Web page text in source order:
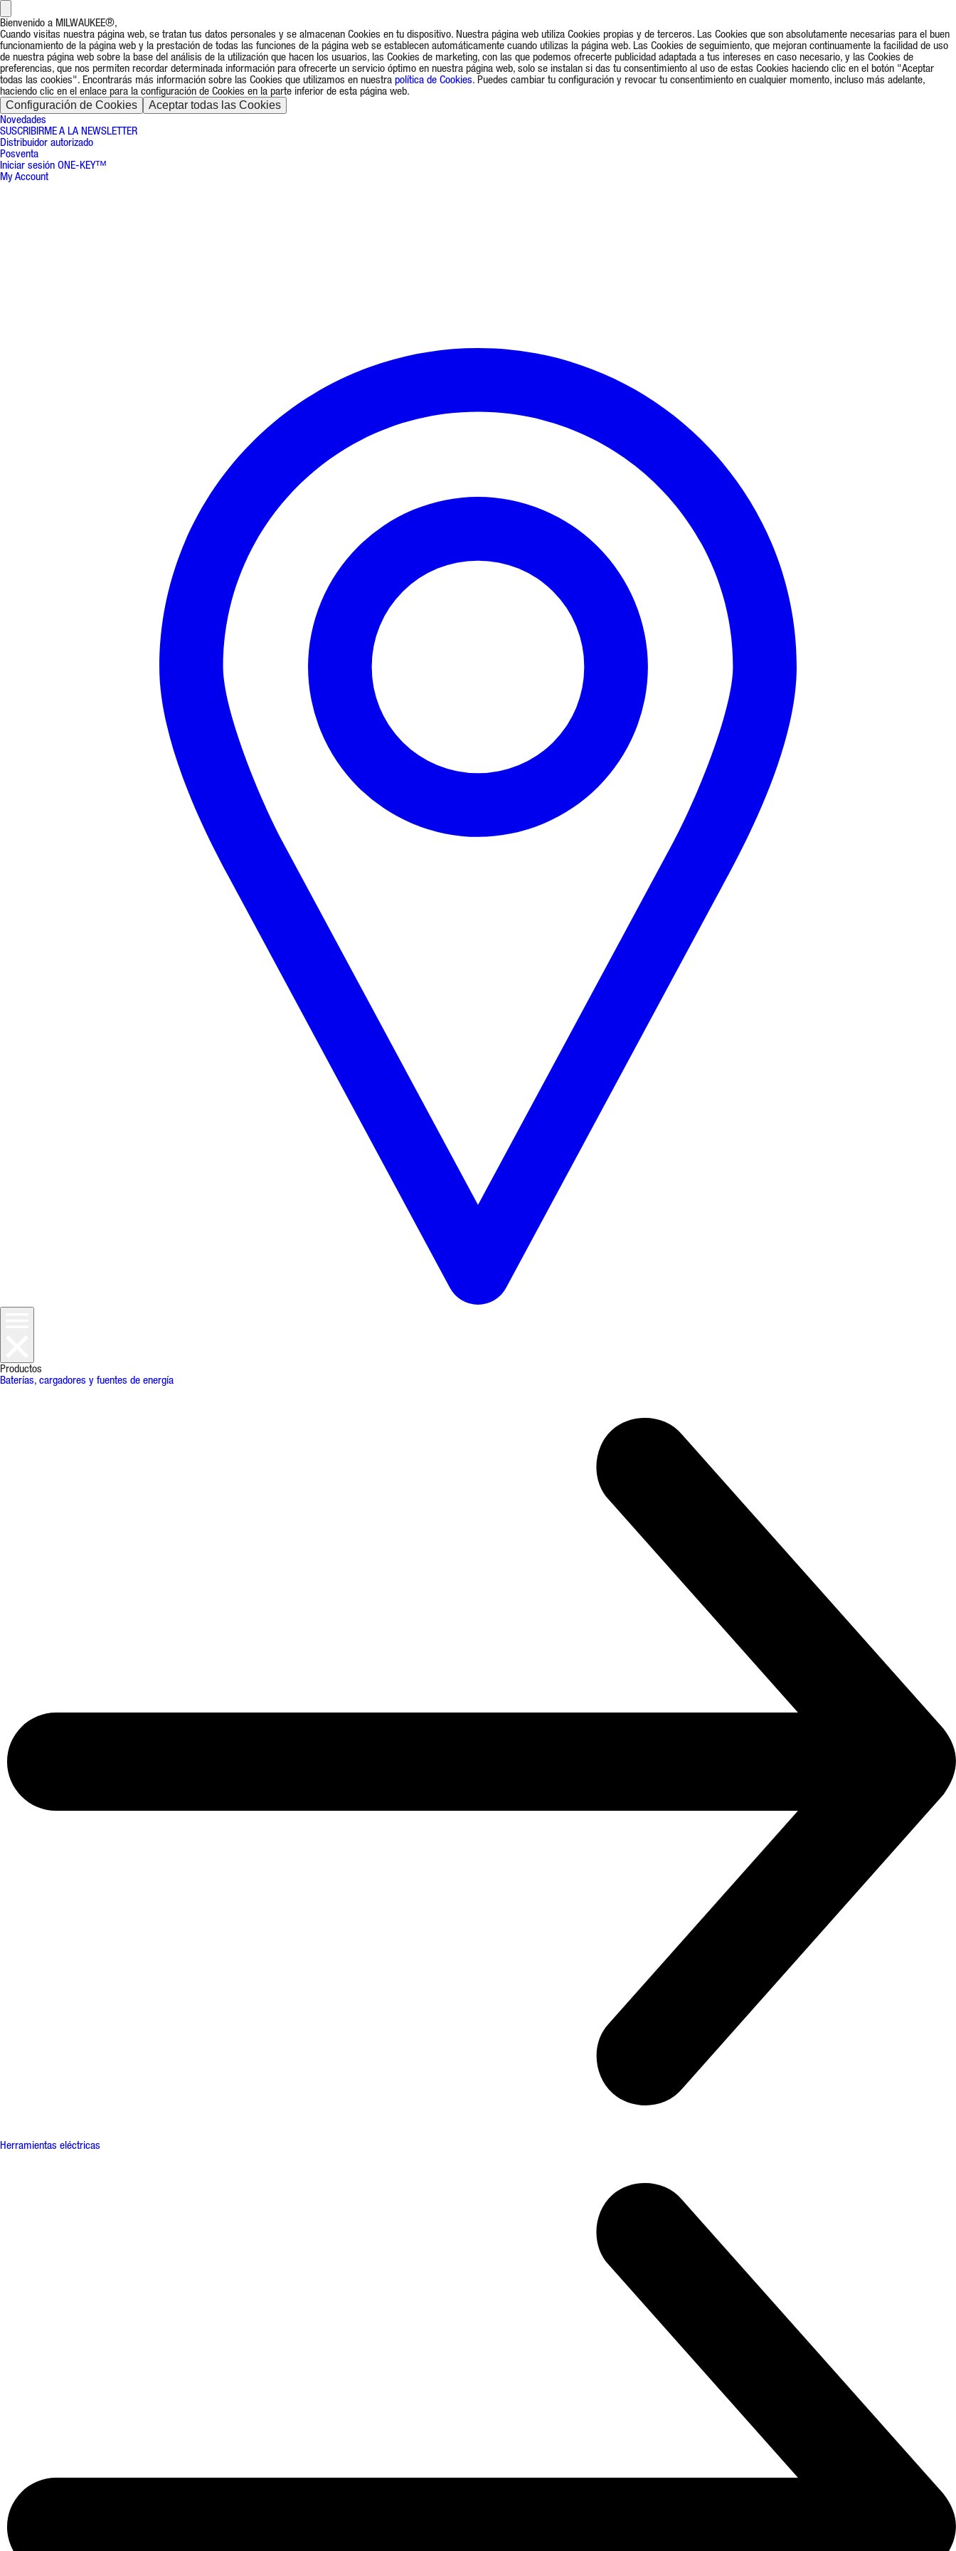
Bienvenido a MILWAUKEE®,
Cuando visitas nuestra página web, se tratan tus datos personales y se almacenan Cookies en tu dispositivo. Nuestra página web utiliza Cookies propias y de terceros. Las Cookies que son absolutamente necesarias para el buen
funcionamiento de la página web y la prestación de todas las funciones de la página web se establecen automáticamente cuando utilizas la página web. Las Cookies de seguimiento, que mejoran continuamente la facilidad de uso
de nuestra página web sobre la base del análisis de la utilización que hacen los usuarios, las Cookies de marketing, con las que podemos ofrecerte publicidad adaptada a tus intereses en caso necesario, y las Cookies de
preferencias, que nos permiten recordar determinada información para ofrecerte un servicio óptimo en nuestra página web, solo se instalan si das tu consentimiento al uso de estas Cookies haciendo clic en el botón "Aceptar
todas las cookies". Encontrarás más información sobre las Cookies que utilizamos en nuestra política de Cookies. Puedes cambiar tu configuración y revocar tu consentimiento en cualquier momento, incluso más adelante,
haciendo clic en el enlace para la configuración de Cookies en la parte inferior de esta página web.
Configuración de Cookies Aceptar todas las Cookies
Novedades
SUSCRIBIRME A LA NEWSLETTER
Distribuidor autorizado
Posventa
Iniciar sesión ONE-KEY™
My Account
Productos
Baterías, cargadores y fuentes de energía
Herramientas eléctricas